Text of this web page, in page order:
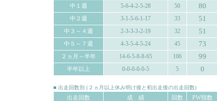
中１週 5-6-4-2-5-28 50 80
中２週 3-1-5-6-1-17 33 51
中３～４週 2-3-3-3-2-19 32 51
中５～７週 4-3-5-4-5-24 45 73
２ヵ月～半年 14-6-5-8-8-65 106 99
半年以上 0-0-0-0-0-5 5 0
■ 出走回数別 (２ヵ月以上休み明け後と初出走後の出走回数)
出走回数 成 績 回数
PW指数